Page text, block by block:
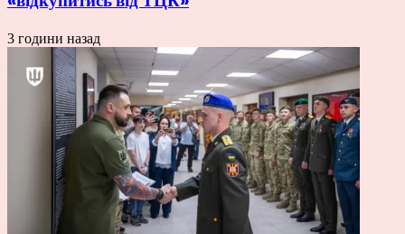
3 години назад